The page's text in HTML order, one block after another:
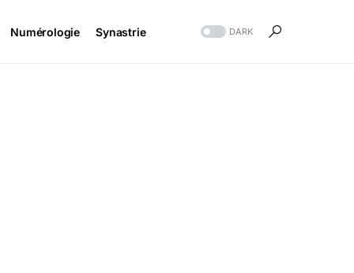
Numérologie Synastrie DARK